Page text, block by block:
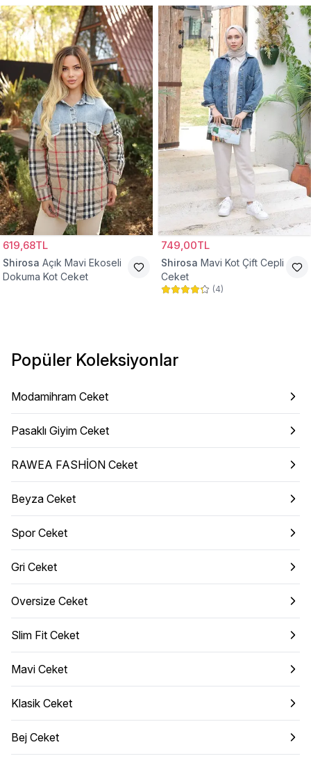
619,68TL
Shirosa Açık Mavi Ekoseli
Dokuma Kot Ceket
749,00TL
Shirosa Mavi Kot Çift Cepli
Ceket
(4)
Popüler Koleksiyonlar
Modamihram Ceket
Pasaklı Giyim Ceket
RAWEA FASHİON Ceket
Beyza Ceket
Spor Ceket
Gri Ceket
Oversize Ceket
Slim Fit Ceket
Mavi Ceket
Klasik Ceket
Bej Ceket